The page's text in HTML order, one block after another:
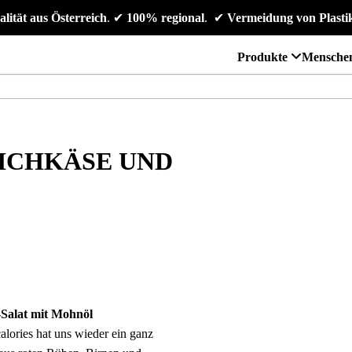
aus Österreich. ✔ 100% regional. ✔ Vermeidung von
Produkte
UND
mit Mohnöl
hat uns wieder ein ganz